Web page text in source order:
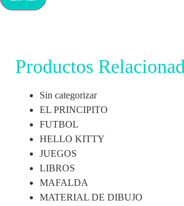
Productos
Sin categorizar
EL PRINCIPITO
FUTBOL
HELLO KITTY
JUEGOS
LIBROS
MAFALDA
MATERIAL DE DIBUJO